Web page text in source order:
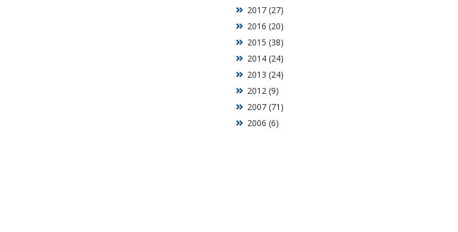
2006 (6)
2007 (71)
2012 (9)
2013 (24)
2014 (24)
2015 (38)
2016 (20)
2017 (27)